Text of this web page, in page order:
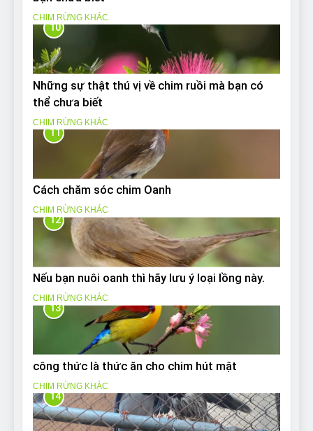
CHIM RỪNG KHÁC
10
Những sự thật thú vị về chim ruồi mà bạn có
thể chưa biết
CHIM RỪNG KHÁC
11
Cách chăm sóc chim Oanh
CHIM RỪNG KHÁC
12
Nếu bạn nuôi oanh thì hãy lưu ý loại lồng này.
CHIM RỪNG KHÁC
13
công thức là thức ăn cho chim hút mật
CHIM RỪNG KHÁC
14